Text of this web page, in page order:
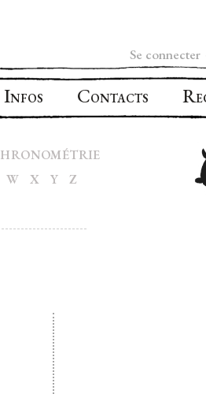
Se connecter
INFOS CONTACTS R
HRONOMÉTRIE
W X Y Z